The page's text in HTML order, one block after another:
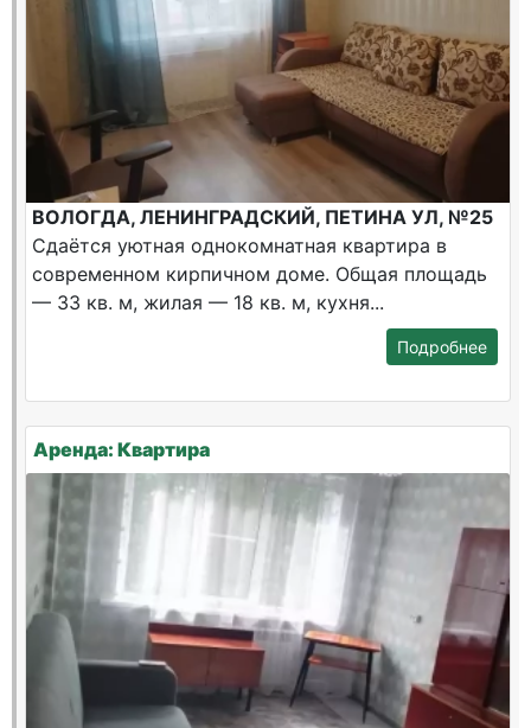
ВОЛОГДА, ЛЕНИНГРАДСКИЙ, ПЕТИНА УЛ, №25
Сдаётся уютная однокомнатная квартира в
современном кирпичном доме. Общая площадь
— 33 кв. м, жилая — 18 кв. м, кухня...
Подробнее
Аренда: Квартира